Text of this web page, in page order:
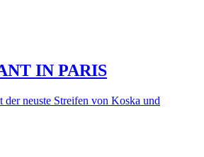
IN PARIS
neuste Streifen von Koska und